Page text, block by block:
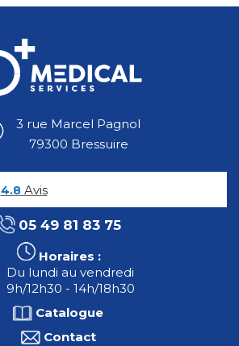
3 rue Marcel Pagnol
79300 Bressuire
4.8Avis
05 49 81 83 75
Horaires :
Du lundi au vendredi
9h/12h30 - 14h/18h30
Catalogue
Contact